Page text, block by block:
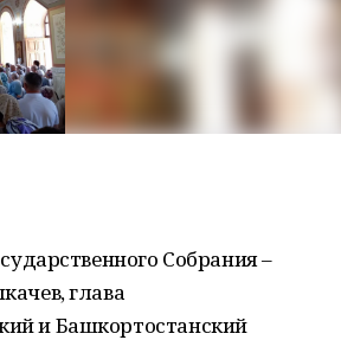
Собрания –
глава
и Башкортостанский